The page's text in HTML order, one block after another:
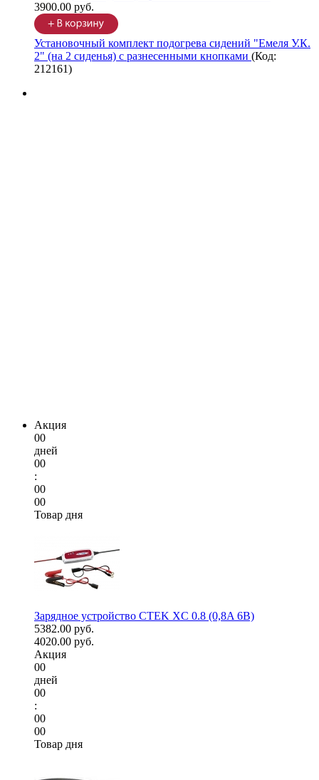
3900.00 руб.
Установочный комплект подогрева сидений "Емеля У.К.
2" (на 2 сиденья) с разнесенными кнопками (Код:
212161)
Акция
00
дней
00
:
00
00
Товар дня
Зарядное устройство CTEK XC 0.8 (0,8A 6В)
5382.00 руб.
4020.00 руб.
Акция
00
дней
00
:
00
00
Товар дня